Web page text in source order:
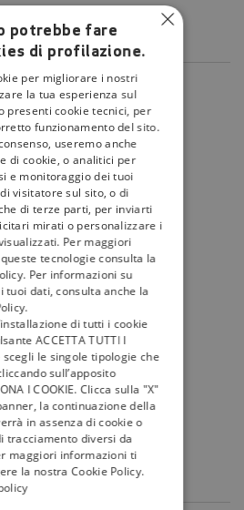
tivùla guida
I programmi
I canali
La Guida +
faq
Sitemap
mytivù
potrebbe fare
di profilazione.
per migliorare i nostri
la tua esperienza sul
presenti cookie tecnici, per
funzionamento del sito.
useremo anche
di cookie, o analitici per
e monitoraggio dei tuoi
visitatore sul sito, o di
di terze parti, per inviarti
mirati o personalizzare i
Per maggiori
tecnologie consulta la
Per informazioni su
tuoi dati, consulta anche la
di tutti i cookie
ACCETTA TUTTI I
scegli le singole tipologie che
sull’apposito
I COOKIE. Clicca sulla "X"
la continuazione della
in assenza di cookie o
tracciamento diversi da
maggiori informazioni ti
la nostra Cookie Policy.